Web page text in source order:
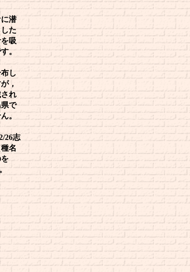
潜
た
吸
。
し
，
れ
で
。
26志
名